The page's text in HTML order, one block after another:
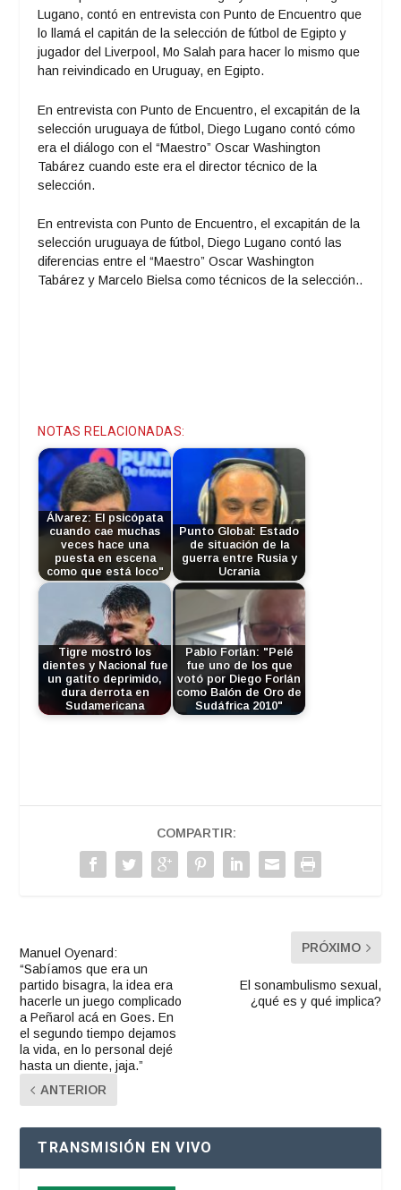
Lugano, contó en entrevista con Punto de Encuentro que
lo llamá el capitán de la selección de fútbol de Egipto y
jugador del Liverpool, Mo Salah para hacer lo mismo que
han reivindicado en Uruguay, en Egipto.
En entrevista con Punto de Encuentro, el excapitán de la
selección uruguaya de fútbol, Diego Lugano contó cómo
era el diálogo con el “Maestro” Oscar Washington
Tabárez cuando este era el director técnico de la
selección.
En entrevista con Punto de Encuentro, el excapitán de la
selección uruguaya de fútbol, Diego Lugano contó las
diferencias entre el “Maestro” Oscar Washington
Tabárez y Marcelo Bielsa como técnicos de la selección..
NOTAS RELACIONADAS:
Álvarez: El psicópata
cuando cae muchas
veces hace una
puesta en escena
como que está loco"
Punto Global: Estado
de situación de la
guerra entre Rusia y
Ucrania
Tigre mostró los
dientes y Nacional fue
un gatito deprimido,
dura derrota en
Sudamericana
Pablo Forlán: "Pelé
fue uno de los que
votó por Diego Forlán
como Balón de Oro de
Sudáfrica 2010"
COMPARTIR:
Manuel Oyenard:
“Sabíamos que era un
partido bisagra, la idea era
hacerle un juego complicado
a Peñarol acá en Goes. En
el segundo tiempo dejamos
la vida, en lo personal dejé
hasta un diente, jaja.”
ANTERIOR
PRÓXIMO
El sonambulismo sexual,
¿qué es y qué implica?
TRANSMISIÓN EN VIVO